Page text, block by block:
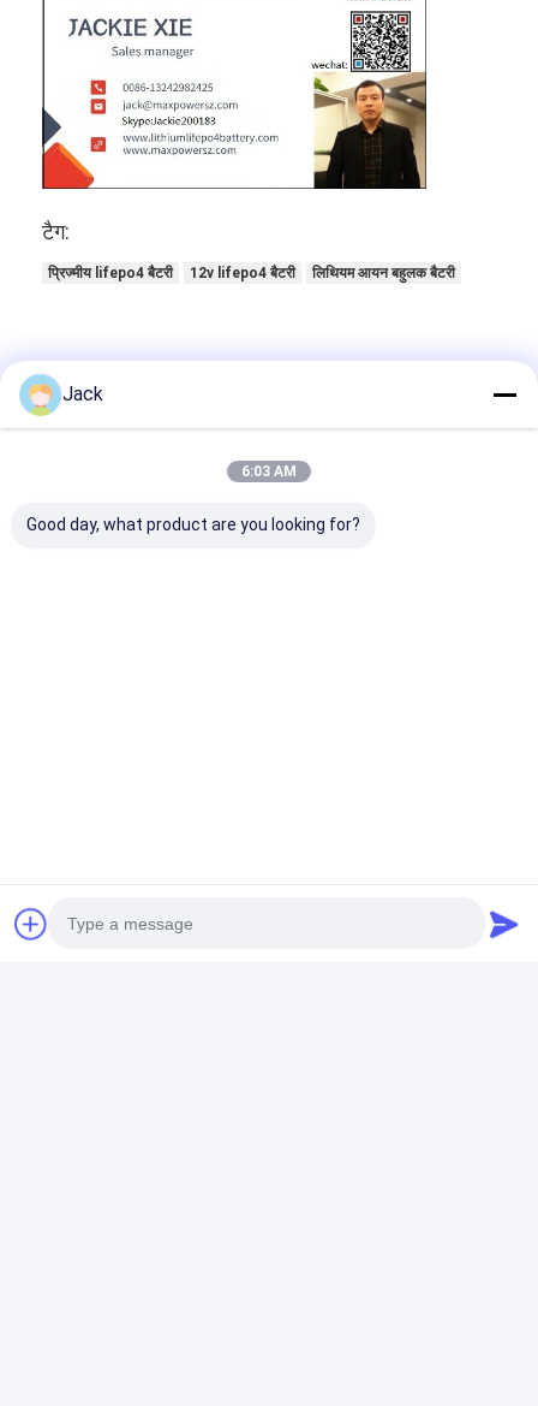
टैग:
प्रिज्मीय lifepo4 बैटरी 12v lifepo4 बैटरी लिथियम आयन बहुलक बैटरी
Jack
6:03 AM
Good day, what product are you looking for?